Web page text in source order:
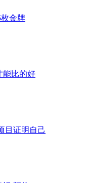
金牌
能比的好
目证明自己